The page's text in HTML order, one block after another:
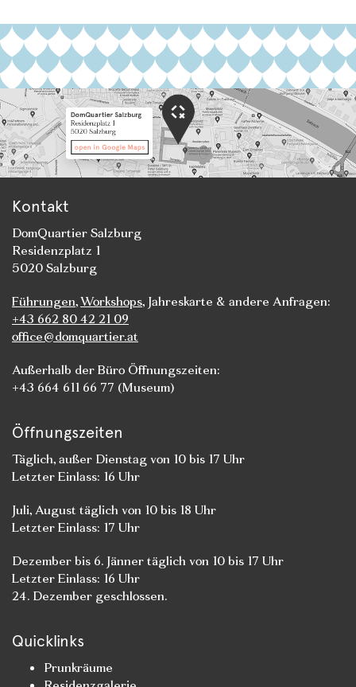
Kontakt
DomQuartier Salzburg
Residenzplatz 1
5020 Salzburg
Führungen,Workshops, Jahreskarte & andere Anfragen:
+43 662 80 42 21 09
office@domquartier.at
Außerhalb der Büro Öffnungszeiten:
+43 664 611 66 77 (Museum)
Öffnungszeiten
Täglich, außer Dienstag von 10 bis 17 Uhr
Letzter Einlass: 16 Uhr
Juli, August täglich von 10 bis 18 Uhr
Letzter Einlass: 17 Uhr
Dezember bis 6. Jänner täglich von 10 bis 17 Uhr
Letzter Einlass: 16 Uhr
24. Dezember geschlossen.
Quicklinks
Prunkräume